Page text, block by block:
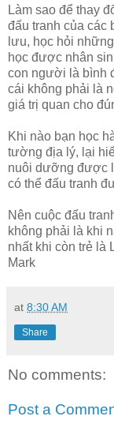
Làm sao để thay
đấu tranh của các
lưu, học hỏi
học được nhân
con người là bình
cái không phải là
giá trị quan cho
Khi nào bạn học
tường địa lý, lại
nuôi dưỡng được
có thể đấu tranh
Nên cuộc đấu
không phải là khi
nhất khi còn trẻ là
Mark
at 8:30 AM
Share
No comments:
Post a